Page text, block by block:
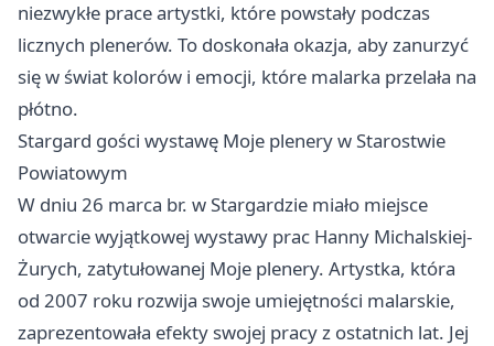
niezwykłe prace artystki, które powstały podczas
licznych plenerów. To doskonała okazja, aby zanurzyć
się w świat kolorów i emocji, które malarka przelała na
płótno.
Stargard gości wystawę Moje plenery w Starostwie
Powiatowym
W dniu 26 marca br. w Stargardzie miało miejsce
otwarcie wyjątkowej wystawy prac Hanny Michalskiej-
Żurych, zatytułowanej Moje plenery. Artystka, która
od 2007 roku rozwija swoje umiejętności malarskie,
zaprezentowała efekty swojej pracy z ostatnich lat. Jej